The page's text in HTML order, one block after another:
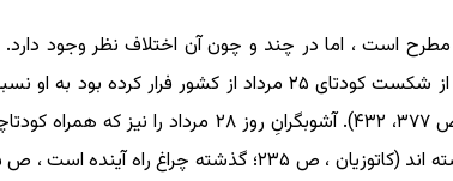
انجامید، نام بهبهانی نیز مطرح است ، اما در چند و چون آن اختلاف
گروههایی از اوباش را در روز ۲۷ مرداد در حمایت از شاه که بعد از
ضدشاه که توده ایها به راه انداخته بودند، حمله کردند